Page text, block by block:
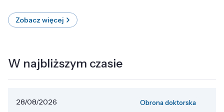
Zobacz więcej
W najbliższym czasie
28/08/2026 Obrona doktorska